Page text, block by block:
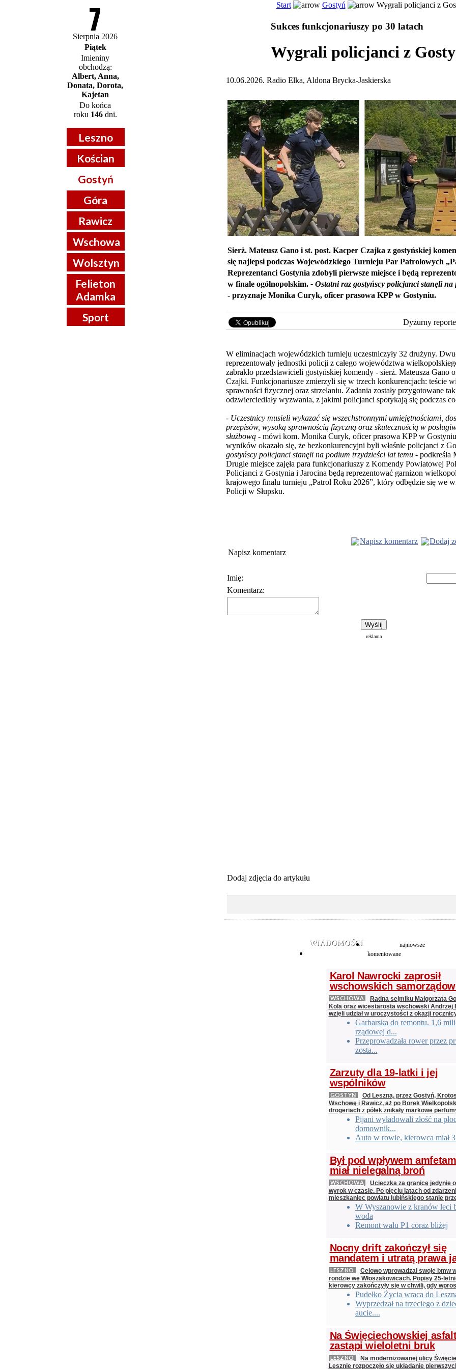
7
Sierpnia 2026
Piątek
Imieniny
obchodzą:
Albert, Anna,
Donata, Dorota,
Kajetan
Do końca
roku 146dni.
Leszno
Kościan
Gostyń
Góra
Rawicz
Wschowa
Wolsztyn
Felieton
Adamka
Sport
Start Gostyń Wygrali policjanci z
Sukces funkcjonariuszy po 30 latach
Wygrali policjanci z
10.06.2026. Radio Elka, Aldona Brycka-Jaskierska
Sierż. Mateusz Gano i st. post. Kacper Czajka z gostyńskiej
się najlepsi podczas Wojewódzkiego Turnieju Par Patrolowych
Reprezentanci Gostynia zdobyli pierwsze miejsce i będą
w finale ogólnopolskim. - Ostatni raz gostyńscy policjanci stanęli na
- przyznaje Monika Curyk, oficer prasowa KPP w Gostyniu.
Dyżurny
W eliminacjach wojewódzkich turnieju uczestniczyły 32 drużyny.
reprezentowały jednostki policji z całego województwa
zabrakło przedstawicieli gostyńskiej komendy - sierż. Mateusza Gano
Czajki. Funkcjonariusze zmierzyli się w trzech konkurencjach: teście
sprawności fizycznej oraz strzelaniu. Zadania zostały przygotowane
odzwierciedlały wyzwania, z jakimi policjanci spotykają się podczas
- Uczestnicy musieli wykazać się wszechstronnymi umiejętnościami,
przepisów, wysoką sprawnością fizyczną oraz skutecznością w
służbową - mówi kom. Monika Curyk, oficer prasowa KPP w
wyników okazało się, że bezkonkurencyjni byli właśnie policjanci z
gostyńscy policjanci stanęli na podium trzydzieści lat temu - podkreśla
Drugie miejsce zajęła para funkcjonariuszy z Komendy Powiatowej
Policjanci z Gostynia i Jarocina będą reprezentować garnizon
krajowego finału turnieju „Patrol Roku 2026”, który odbędzie się we
Policji w Słupsku.
Napisz komentarz
Dodaj
Napisz komentarz
Imię:
Komentarz:
reklama
Dodaj zdjęcia do artykułu
WIADOMOŚCI
najnowsze
komentowane
Karol Nawrocki zaprosił
wschowskich
WSCHOWA
Radna sejmiku Małgorzata
Kola oraz wicestarosta wschowski Andrzej
wzięli udział w uroczystości z okazji
Garbarska do remontu. 1,6
rządowej d...
Przeprowadzała rower przez
zosta...
Zarzuty dla 19-latki i jej
wspólników
GOSTYŃ
Od Leszna, przez Gostyń,
Wschowę i Rawicz, aż po Borek
drogeriach z półek znikały markowe
Pijani wyładowali złość na
domownik...
Auto w rowie, kierowca miał
Był pod wpływem
miał nielegalną broń
WSCHOWA
Ucieczka za granicę jedynie
wyrok w czasie. Po pięciu latach od
mieszkaniec powiatu lubińskiego stanie
W Wyszanowie z kranów leci
woda
Remont wału P1 coraz bliżej
Nocny drift zakończył się
mandatem i utratą prawa
LESZNO
Celowo wprowadzał swoje bmw
rondzie we Włoszakowicach. Popisy 25-
kierowcy zakończyły się w chwili, gdy
Pudełko Życia wraca do
Wyprzedzał na trzeciego z
aucie....
Na Święciechowskiej
zastąpi wieloletni bruk
LESZNO
Na modernizowanej ulicy
Lesznie rozpoczęło się układanie